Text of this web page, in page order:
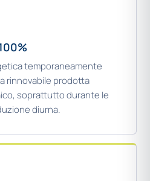
temporaneamente
rinnovabile prodotta
soprattutto durante le
diurna.